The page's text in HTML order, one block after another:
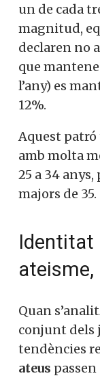
un de cada
magnitud,
declaren no
que
l’any) es
12%.
Aquest patró
amb molta
25 a 34
majors de 35.
Identitat
Quan
conjunt dels
tendències
ateus passen